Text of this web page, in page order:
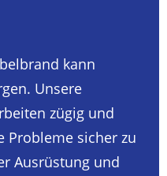
kann
Unsere
zügig und
Probleme sicher zu
Ausrüstung und